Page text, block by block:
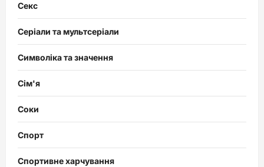
Секс
Серіали та мультсеріали
Символіка та значення
Сім'я
Соки
Спорт
Спортивне харчування